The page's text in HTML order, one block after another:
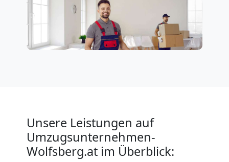
Unsere Leistungen auf
Umzugsunternehmen-
Wolfsberg.at im Überblick: